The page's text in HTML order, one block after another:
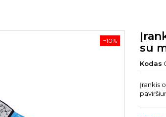
−10%
su
Kodas
Įrankis